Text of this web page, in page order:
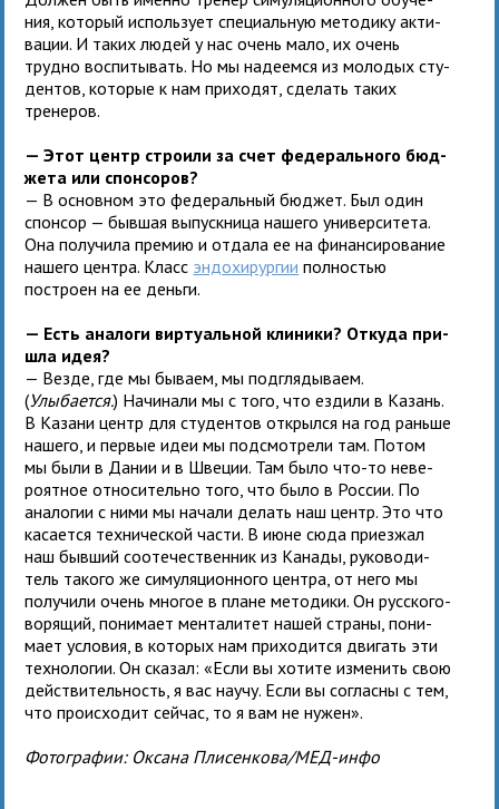
ния, кото­рый исполь­зует спе­ци­аль­ную мето­дику акти­
ва­ции. И таких людей у нас очень мало, их очень
трудно вос­пи­ты­вать. Но мы наде­емся из моло­дых сту­
ден­тов, кото­рые к нам при­хо­дят, сде­лать таких
тренеров.
— Этот центр стро­или за счет феде­раль­ного бюд­
жета или спонсоров?
— В основ­ном это феде­раль­ный бюд­жет. Был один
спон­сор — быв­шая выпуск­ница нашего уни­вер­си­тета.
Она полу­чила пре­мию и отдала ее на финан­си­ро­ва­ние
нашего цен­тра. Класс эндо­хи­рур­гии пол­но­стью
построен на ее деньги.
— Есть ана­логи вир­ту­аль­ной кли­ники? Откуда при­
шла идея?
— Везде, где мы бываем, мы под­гля­ды­ваем.
(Улыбается.) Начинали мы с того, что ездили в Казань.
В Казани центр для сту­ден­тов открылся на год раньше
нашего, и первые идеи мы под­смот­рели там. Потом
мы были в Дании и в Швеции. Там было что-то неве­
ро­ят­ное отно­си­тельно того, что было в России. По
ана­ло­гии с ними мы начали делать наш центр. Это что
каса­ется тех­ни­че­ской части. В июне сюда при­ез­жал
наш быв­ший сооте­че­ствен­ник из Канады, руко­во­ди­
тель такого же симу­ля­ци­он­ного цен­тра, от него мы
полу­чили очень мно­гое в плане мето­дики. Он рус­ско­го­
во­ря­щий, пони­мает мен­та­ли­тет нашей страны, пони­
мает усло­вия, в кото­рых нам при­хо­дится дви­гать эти
тех­но­ло­гии. Он ска­зал: «Если вы хотите изме­нить свою
дей­стви­тель­ность, я вас научу. Если вы согласны с тем,
что про­ис­хо­дит сейчас, то я вам не нужен».
Фотографии: Оксана Плисенкова/МЕД-инфо